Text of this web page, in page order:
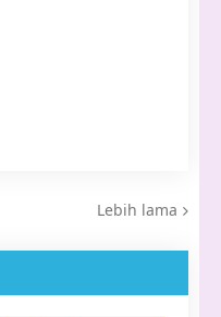
Lebih lama